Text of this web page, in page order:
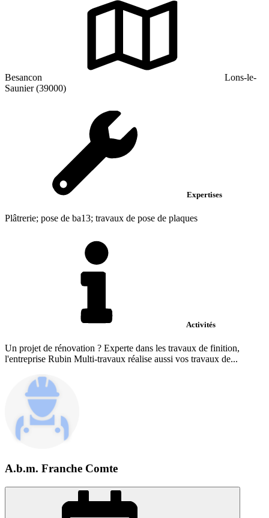
Besancon
Lons-le-
Saunier (39000)
Expertises
Plâtrerie; pose de ba13; travaux de pose de plaques
Activités
Un projet de rénovation ? Experte dans les travaux de finition,
l'entreprise Rubin Multi-travaux réalise aussi vos travaux de...
A.b.m. Franche Comte